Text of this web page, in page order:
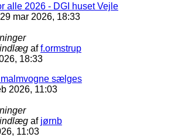
alle 2026 - DGI huset Vejle
29 mar 2026, 18:33
aff.ormstrup
18:33
malmvogne sælges
2026, 11:03
af jørnb
11:03